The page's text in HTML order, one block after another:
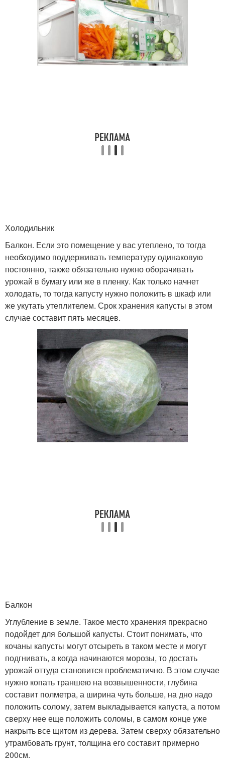
Холодильник
Балкон. Если это помещение у вас утеплено, то тогда
необходимо поддерживать температуру одинаковую
постоянно, также обязательно нужно оборачивать
урожай в бумагу или же в пленку. Как только начнет
холодать, то тогда капусту нужно положить в шкаф или
же укутать утеплителем. Срок хранения капусты в этом
случае составит пять месяцев.
Балкон
Углубление в земле. Такое место хранения прекрасно
подойдет для большой капусты. Стоит понимать, что
кочаны капусты могут отсыреть в таком месте и могут
подгнивать, а когда начинаются морозы, то достать
урожай оттуда становится проблематично. В этом случае
нужно копать траншею на возвышенности, глубина
составит полметра, а ширина чуть больше, на дно надо
положить солому, затем выкладывается капуста, а потом
сверху нее еще положить соломы, в самом конце уже
накрыть все щитом из дерева. Затем сверху обязательно
утрамбовать грунт, толщина его составит примерно
200см.